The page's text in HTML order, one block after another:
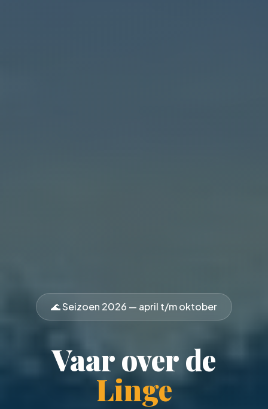
🌊 Seizoen 2026 — april t/m oktober
Vaar over de
Linge